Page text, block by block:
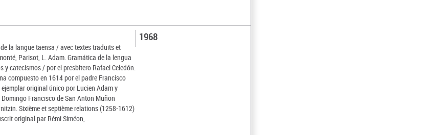
la langue taensa / avec textes traduits et
Parisot, L. Adam. Gramática de la lengua
catecismos / por el presbitero Rafael Celedón.
compuesto en 1614 por el padre Francisco
original único por Lucien Adam y
Francisco de San Anton Muñon
Sixième et septième relations (1258-1612)
original par Rémi Siméon,...
1968